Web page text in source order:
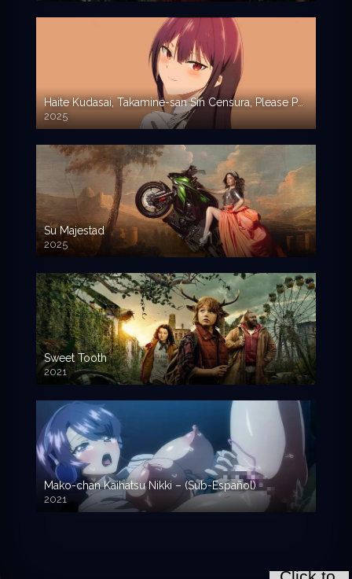
Haite Kudasai, Takamine-san Sin Censura, Please Put Them On, Por favor pontelos – Sub Español
2025
Su Majestad
2025
Sweet Tooth
2021
Mako-chan Kaihatsu Nikki – (Sub-Español)
2021